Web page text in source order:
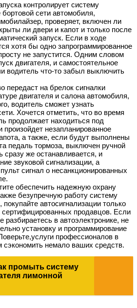
контролирует систему
сети автомобиля,
проверяет, включен ли
ли двери и капот и только после
запуск. Если в ходе
хотя бы одно запрограммированное
не запустится. Одним словом
двигателя, и самостоятельное
водитель что-то забыл выключить
передаст на брелок сигналки
двигателя и салона автомобиля,
водитель сможет узнать
Хочется отметить, что во время
продолжает находиться под
незапланированное
а также, если будут выполнены
педаль тормоза, выключен ручной
сразу же останавливается, и
звуковой сигнализации, а
сигнал о несанкционированных
обеспечить надежную охрану
безупречную работу систему
покупайте автосигнализации только
сертифицированных продавцов. Если
разбираетесь в автоэлектронике, не
установку и программирование
профессионалов в
сэкономить немало ваших средств.
промыть систему
лимонной